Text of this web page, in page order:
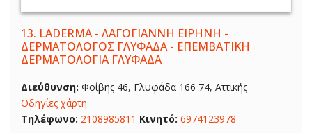
13. LADERMA - ΛΑΓΟΓΙΑΝΝΗ ΕΙΡΗΝΗ -
ΔΕΡΜΑΤΟΛΟΓΟΣ ΓΛΥΦΑΔΑ - ΕΠΕΜΒΑΤΙΚΗ
ΔΕΡΜΑΤΟΛΟΓΙΑ ΓΛΥΦΑΔΑ
Διεύθυνση: Φοίβης 46, Γλυφάδα 166 74, Αττικής
Οδηγίες χάρτη
Τηλέφωνο: 2108985811 Κινητό: 6974123978